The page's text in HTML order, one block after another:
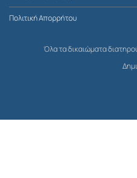
Πολιτική Απορρήτου
Όλα τα δικαιώματα